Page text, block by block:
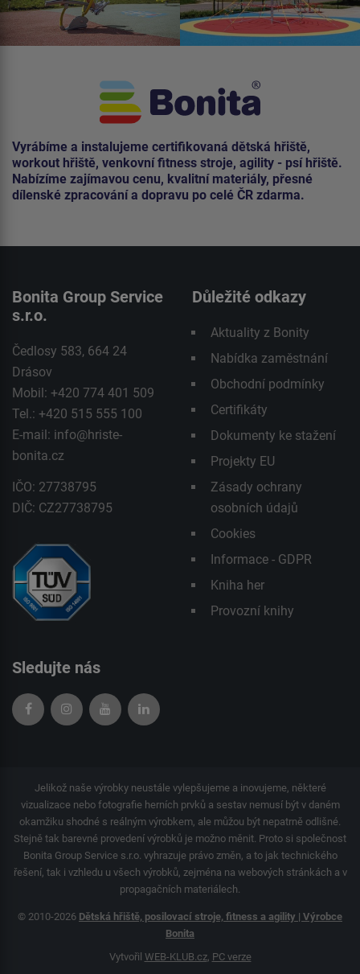
Vyrábíme a instalujeme certifikovaná dětská hřiště,
workout hřiště, venkovní fitness stroje, agility - psí hřiště.
Nabízíme zajímavou cenu, kvalitní materiály, přesné
dílenské zpracování a dopravu po celé ČR zdarma.
Bonita Group Service
s.r.o.
Čedlosy 583, 664 24
Drásov
Mobil: +420 774 401 509
Tel.: +420 515 555 100
E-mail: info@hriste-
bonita.cz
IČO: 27738795
DIČ: CZ27738795
Důležité odkazy
Aktuality z Bonity
Nabídka zaměstnání
Obchodní podmínky
Certifikáty
Dokumenty ke stažení
Projekty EU
Zásady ochrany
osobních údajů
Cookies
Informace - GDPR
Kniha her
Provozní knihy
Sledujte nás
Jelikož naše výrobky neustále vylepšujeme a inovujeme, některé
vizualizace nebo fotografie herních prvků a sestav nemusí být v daném
okamžiku shodné s reálným výrobkem, ale můžou být nepatrně odlišné.
Stejně tak barevné provedení výrobků je možno měnit. Proto si společnost
Bonita Group Service s.r.o. vyhrazuje právo změn, a to jak technického
řešení, tak i vzhledu u všech výrobků, zejména na webových stránkách a v
propagačních materiálech.
© 2010-2026 Dětská hřiště, posilovací stroje, fitness a agility | Výrobce
Bonita
Vytvořil WEB-KLUB.cz, PC verze